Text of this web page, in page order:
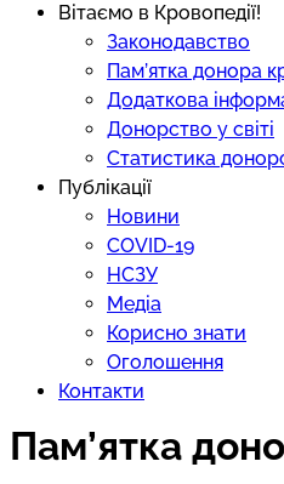
Вітаємо в Кровопедії!
Законодавство
Пам’ятка донора
Додаткова
Донорство у світі
Статистика
Публікації
Новини
COVID-19
НСЗУ
Медіа
Корисно знати
Оголошення
Контакти
Пам’ятка